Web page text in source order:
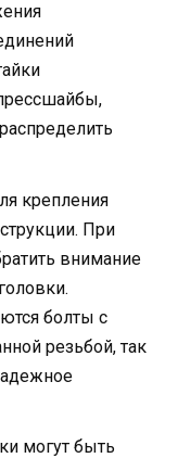
крепления
При
внимание
болты с
резьбой, так
могут быть